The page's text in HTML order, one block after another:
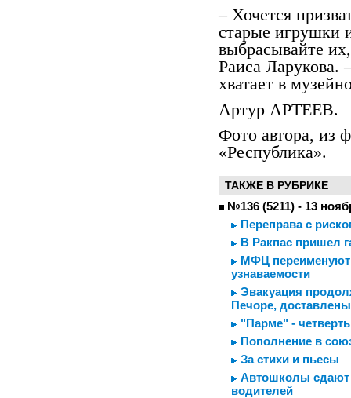
– Хочется
старые игрушки
выбрасывайте
Раиса Ларукова.
хватает в
Артур АРТЕЕВ.
Фото автора, из
«Республика».
ТАКЖЕ В РУБРИКЕ
№136 (5211) - 13
Переправа с
В Ракпас пришел
МФЦ переименуют
узнаваемости
Эвакуация
Печоре,
"Парме" -
Пополнение в
За стихи и пьесы
Автошколы сдают
водителей